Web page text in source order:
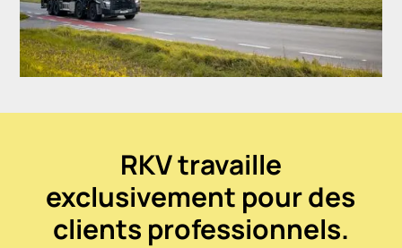
RKV travaille
exclusivement pour des
clients professionnels.